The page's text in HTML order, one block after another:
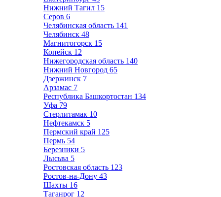
Нижний Тагил 15
Серов 6
Челябинская область 141
Челябинск 48
Магнитогорск 15
Копейск 12
Нижегородская область 140
Нижний Новгород 65
Дзержинск 7
Арзамас 7
Республика Башкортостан 134
Уфа 79
Стерлитамак 10
Нефтекамск 5
Пермский край 125
Пермь 54
Березники 5
Лысьва 5
Ростовская область 123
Ростов-на-Дону 43
Шахты 16
Таганрог 12